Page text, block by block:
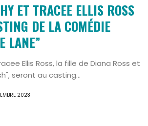
ET TRACEE ELLIS ROSS
DE LA COMÉDIE
LANE”
Ellis Ross, la fille de Diana Ross et
seront au casting...
2023